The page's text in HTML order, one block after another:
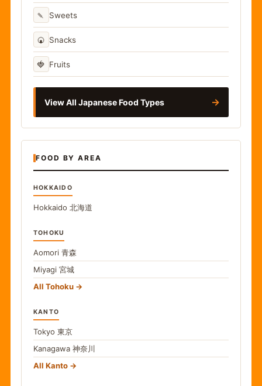
🍡 Sweets
🍘 Snacks
🍓 Fruits
View All Japanese Food Types →
FOOD BY AREA
HOKKAIDO
Hokkaido 北海道
TOHOKU
Aomori 青森
Miyagi 宮城
All Tohoku
KANTO
Tokyo 東京
Kanagawa 神奈川
All Kanto